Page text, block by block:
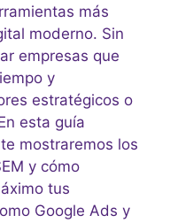
más
moderno. Sin
empresas que
y
estratégicos o
esta guía
mostraremos los
y cómo
tus
Google Ads y